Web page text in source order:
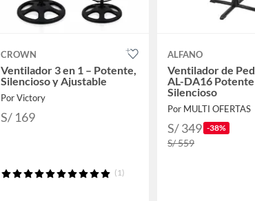
CROWN
Ventilador 3 en 1 – Potente,
Silencioso y Ajustable
Por Victory
S/ 169
(1)
ALFANO
Ventilador de
AL-DA16 Potente
Silencioso
Por MULTI OFERTAS
S/ 349 -38%
S/ 559